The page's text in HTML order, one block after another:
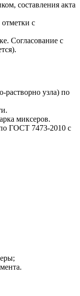
составления акта
с
Согласование с
растворно узла) по
миксеров.
по ГОСТ 7473-2010 с